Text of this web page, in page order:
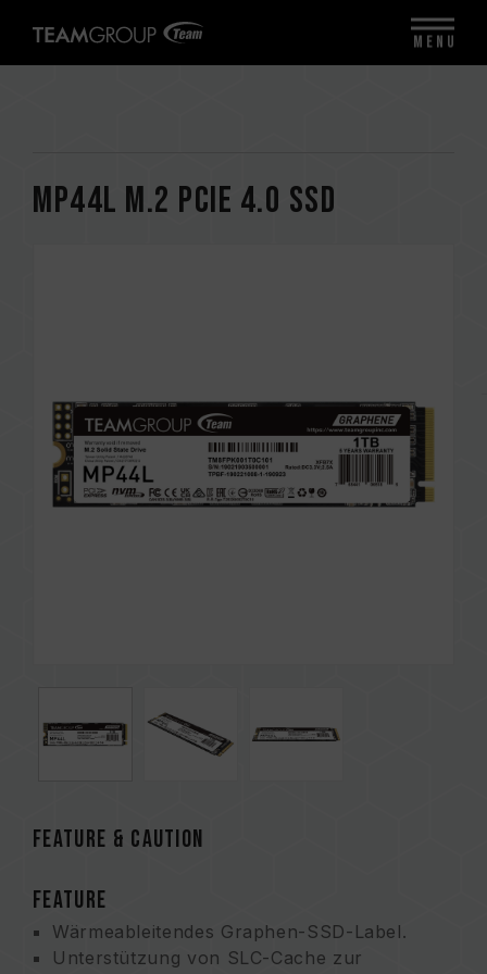
MP44L M.2 PCIe 4.0 SSD
FEATURE & CAUTION
FEATURE
Wärmeableitendes Graphen-SSD-Label.
Unterstützung von SLC-Cache zur
MENU